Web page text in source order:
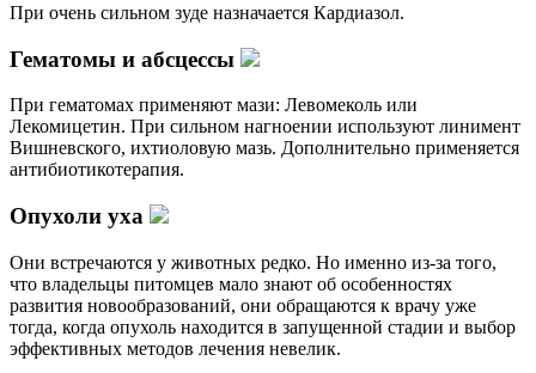
При очень сильном зуде назначается Кардиазол.
Гематомы и абсцессы
При гематомах применяют мази: Левомеколь или
Лекомицетин. При сильном нагноении используют линимент
Вишневского, ихтиоловую мазь. Дополнительно применяется
антибиотикотерапия.
Опухоли уха
Они встречаются у животных редко. Но именно из-за того,
что владельцы питомцев мало знают об особенностях
развития новообразований, они обращаются к врачу уже
тогда, когда опухоль находится в запущенной стадии и выбор
эффективных методов лечения невелик.